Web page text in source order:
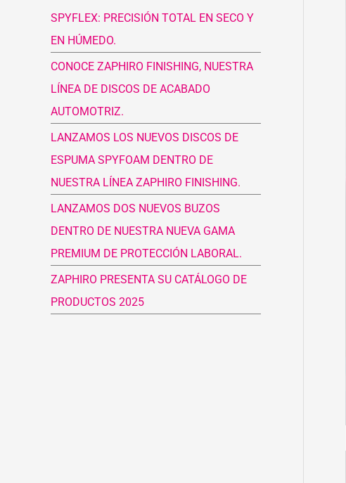
p
o
r
:
SPYFLEX: PRECISIÓN TOTAL EN SECO Y
EN HÚMEDO.
CONOCE ZAPHIRO FINISHING, NUESTRA
LÍNEA DE DISCOS DE ACABADO
AUTOMOTRIZ.
LANZAMOS LOS NUEVOS DISCOS DE
ESPUMA SPYFOAM DENTRO DE
NUESTRA LÍNEA ZAPHIRO FINISHING.
LANZAMOS DOS NUEVOS BUZOS
DENTRO DE NUESTRA NUEVA GAMA
PREMIUM DE PROTECCIÓN LABORAL.
ZAPHIRO PRESENTA SU CATÁLOGO DE
PRODUCTOS 2025